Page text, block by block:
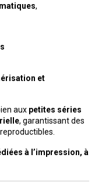
,
et
aux petites séries
, garantissant des
à l’impression, à